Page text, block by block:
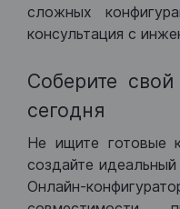
сложных
консультация с
Соберите
сегодня
Не ищите готовые
создайте идеальный
Онлайн-